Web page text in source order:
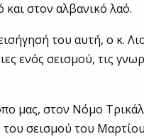
και στον αλβανικό λαό.
του αυτή, ο κ.
ενός σεισμού, τις
μας, στον Νόμο
του σεισμού του